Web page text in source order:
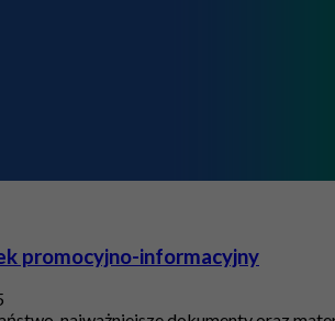
promocyjno-informacyjny